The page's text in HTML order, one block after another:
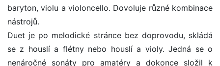
baryton, violu a violoncello. Dovoluje různé kombinace
nástrojů.
Duet je po melodické stránce bez doprovodu, skládá
se z houslí a flétny nebo houslí a violy. Jedná se o
nenáročné sonáty pro amatéry a dokonce složil k